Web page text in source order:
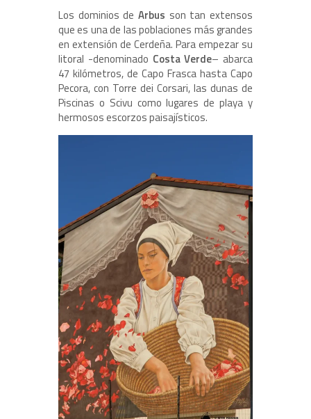
Los dominios de Arbus son tan extensos
que es una de las poblaciones más grandes
en extensión de Cerdeña. Para empezar su
litoral -denominado Costa Verde– abarca
47 kilómetros, de Capo Frasca hasta Capo
Pecora, con Torre dei Corsari, las dunas de
Piscinas o Scivu como lugares de playa y
hermosos escorzos paisajísticos.